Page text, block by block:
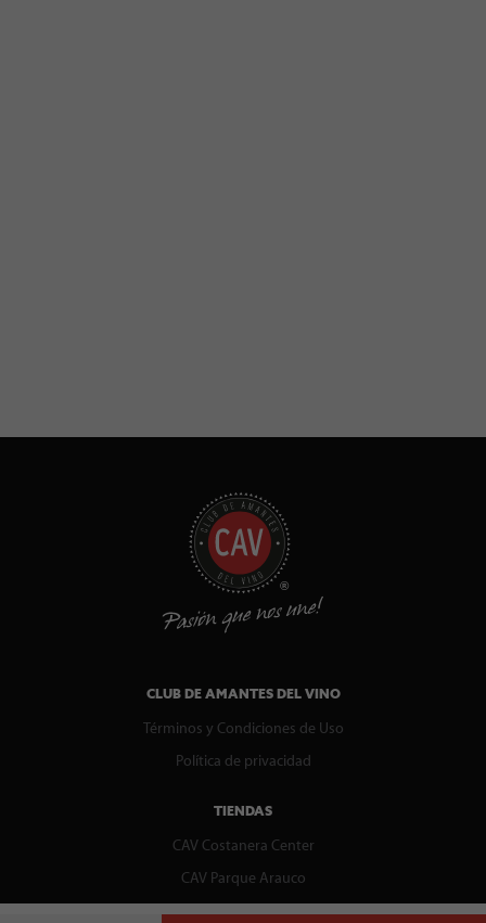
CLUB DE AMANTES DEL VINO
Términos y Condiciones de Uso
Política de privacidad
TIENDAS
CAV Costanera Center
CAV Parque Arauco